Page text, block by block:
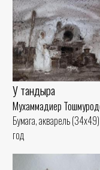
У тандыра
Мухаммадиер
Бумага, акварель
год